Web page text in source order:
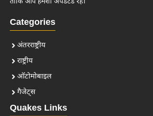
Categories
अंतरराष्ट्रीय
राष्ट्रीय
ऑटोमोबाइल
गैजेट्स
Quakes Links